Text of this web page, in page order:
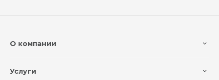
О компании
Услуги